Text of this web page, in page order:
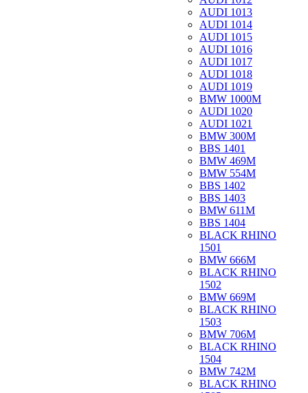
AUDI 1013
AUDI 1014
AUDI 1015
AUDI 1016
AUDI 1017
AUDI 1018
AUDI 1019
BMW 1000M
AUDI 1020
AUDI 1021
BMW 300M
BBS 1401
BMW 469M
BMW 554M
BBS 1402
BBS 1403
BMW 611M
BBS 1404
BLACK RHINO
1501
BMW 666M
BLACK RHINO
1502
BMW 669M
BLACK RHINO
1503
BMW 706M
BLACK RHINO
1504
BMW 742M
BLACK RHINO